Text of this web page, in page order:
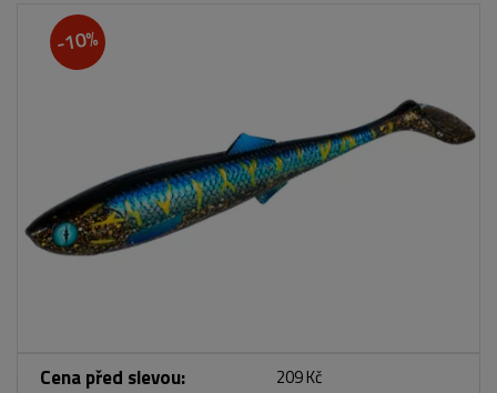
-10%
Cena před slevou: 209 Kč